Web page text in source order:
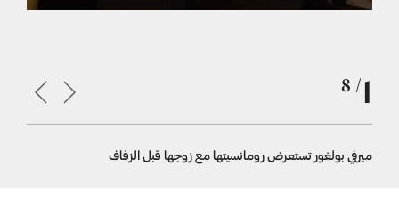
ميرفي بولغور تستعرض رومانسيتها مع زوجها قبل الزفاف